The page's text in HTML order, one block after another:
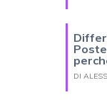
DI